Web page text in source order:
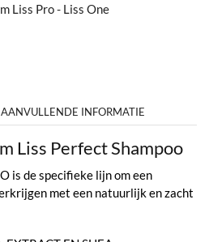
Liss Pro - Liss One
AANVULLENDE INFORMATIE
Liss Perfect Shampoo
is de specifieke lijn om een
met een natuurlijk en zacht